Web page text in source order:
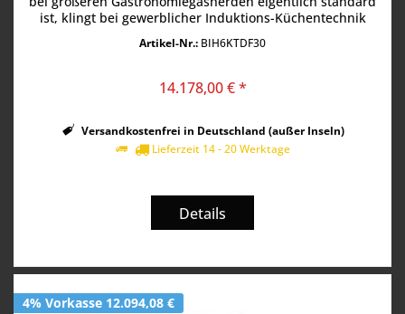
ist, klingt bei gewerblicher Induktions-Küchentechnik
Artikel-Nr.: BIH6KTDF30
14.178,00 € *
Versandkostenfrei in Deutschland (außer Inseln)
Lieferzeit 14 - 20 Werktage
Details
4% Vorkasse 12.094,08 €